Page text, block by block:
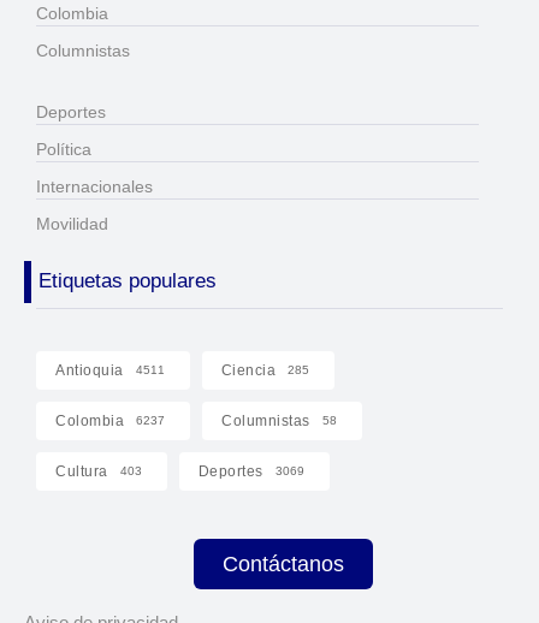
Colombia
Columnistas
Deportes
Política
Internacionales
Movilidad
Etiquetas populares
Antioquia 4511 Ciencia 285
Colombia 6237 Columnistas 58
Cultura 403 Deportes 3069
Contáctanos